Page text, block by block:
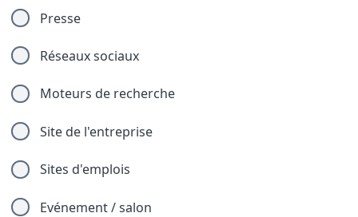
Presse
Réseaux sociaux
Moteurs de recherche
Site de l'entreprise
Sites d'emplois
Evénement / salon